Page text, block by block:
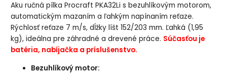
Aku ručná pílka Procraft PKA32Li s bezuhlíkovým motorom,
automatickým mazaním a ľahkým napínaním reťaze.
Rýchlosť reťaze 7 m/s, dĺžky líšt 152/203 mm. Ľahká (1,95
kg), ideálna pre záhradné a drevené práce. Súčasťou je
batéria, nabíjačka a príslušenstvo.
Bezuhlíkový motor: